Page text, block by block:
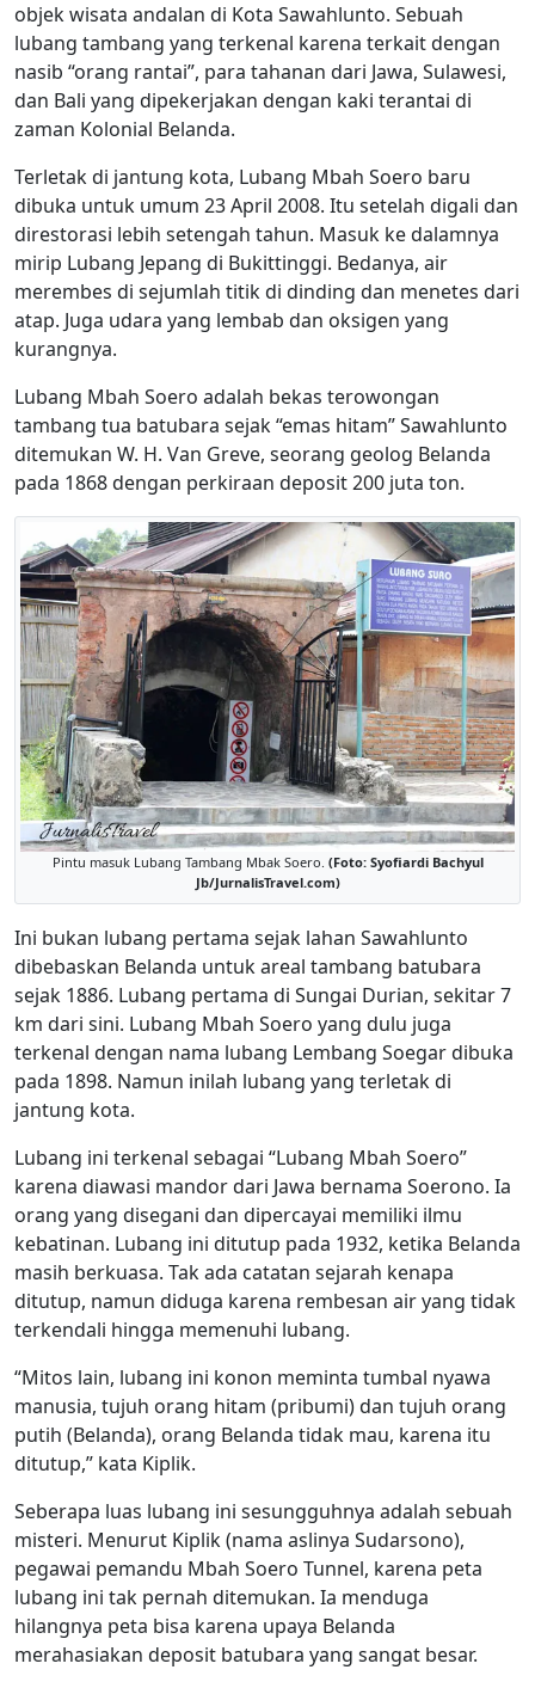
objek wisata andalan di Kota Sawahlunto. Sebuah
lubang tambang yang terkenal karena terkait dengan
nasib “orang rantai”, para tahanan dari Jawa, Sulawesi,
dan Bali yang dipekerjakan dengan kaki terantai di
zaman Kolonial Belanda.
Terletak di jantung kota, Lubang Mbah Soero baru
dibuka untuk umum 23 April 2008. Itu setelah digali dan
direstorasi lebih setengah tahun. Masuk ke dalamnya
mirip Lubang Jepang di Bukittinggi. Bedanya, air
merembes di sejumlah titik di dinding dan menetes dari
atap. Juga udara yang lembab dan oksigen yang
kurangnya.
Lubang Mbah Soero adalah bekas terowongan
tambang tua batubara sejak “emas hitam” Sawahlunto
ditemukan W. H. Van Greve, seorang geolog Belanda
pada 1868 dengan perkiraan deposit 200 juta ton.
Pintu masuk Lubang Tambang Mbak Soero. (Foto: Syofiardi Bachyul
Jb/JurnalisTravel.com)
Ini bukan lubang pertama sejak lahan Sawahlunto
dibebaskan Belanda untuk areal tambang batubara
sejak 1886. Lubang pertama di Sungai Durian, sekitar 7
km dari sini. Lubang Mbah Soero yang dulu juga
terkenal dengan nama lubang Lembang Soegar dibuka
pada 1898. Namun inilah lubang yang terletak di
jantung kota.
Lubang ini terkenal sebagai “Lubang Mbah Soero”
karena diawasi mandor dari Jawa bernama Soerono. Ia
orang yang disegani dan dipercayai memiliki ilmu
kebatinan. Lubang ini ditutup pada 1932, ketika Belanda
masih berkuasa. Tak ada catatan sejarah kenapa
ditutup, namun diduga karena rembesan air yang tidak
terkendali hingga memenuhi lubang.
“Mitos lain, lubang ini konon meminta tumbal nyawa
manusia, tujuh orang hitam (pribumi) dan tujuh orang
putih (Belanda), orang Belanda tidak mau, karena itu
ditutup,” kata Kiplik.
Seberapa luas lubang ini sesungguhnya adalah sebuah
misteri. Menurut Kiplik (nama aslinya Sudarsono),
pegawai pemandu Mbah Soero Tunnel, karena peta
lubang ini tak pernah ditemukan. Ia menduga
hilangnya peta bisa karena upaya Belanda
merahasiakan deposit batubara yang sangat besar.